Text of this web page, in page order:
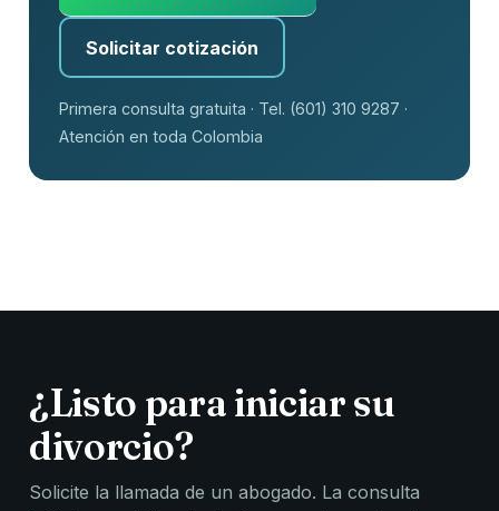
Solicitar cotización
Primera consulta gratuita · Tel. (601) 310 9287 ·
Atención en toda Colombia
¿Listo para iniciar su
divorcio?
Solicite la llamada de un abogado. La consulta